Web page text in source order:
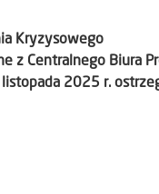
Kryzysowego
z Centralnego Biura
listopada 2025 r.